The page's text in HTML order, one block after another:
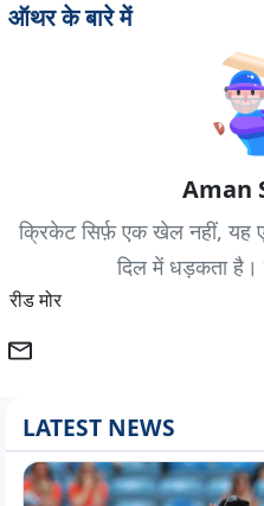
ऑथर के बारे में
Aman
क्रिकेट सिर्फ़ एक खेल नहीं, यह
दिल में धड़कता है।
रीड मोर
LATEST NEWS